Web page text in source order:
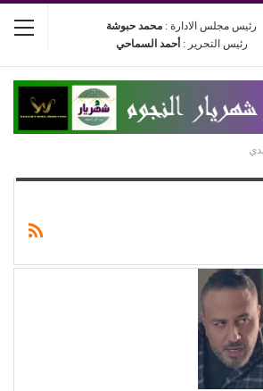
رئيس مجلس الادارة : محمد حبوشة
رئيس التحرير : أحمد السماحي